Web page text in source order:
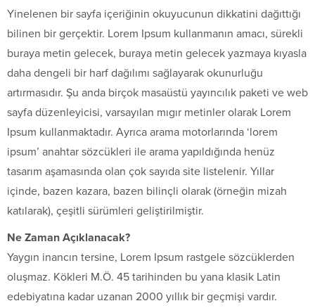
Yinelenen bir sayfa içeriğinin okuyucunun dikkatini dağıttığı
bilinen bir gerçektir. Lorem Ipsum kullanmanın amacı, sürekli
buraya metin gelecek, buraya metin gelecek yazmaya kıyasla
daha dengeli bir harf dağılımı sağlayarak okunurluğu
artırmasıdır. Şu anda birçok masaüstü yayıncılık paketi ve web
sayfa düzenleyicisi, varsayılan mıgır metinler olarak Lorem
Ipsum kullanmaktadır. Ayrıca arama motorlarında ‘lorem
ipsum’ anahtar sözcükleri ile arama yapıldığında henüz
tasarım aşamasında olan çok sayıda site listelenir. Yıllar
içinde, bazen kazara, bazen bilinçli olarak (örneğin mizah
katılarak), çeşitli sürümleri geliştirilmiştir.
Ne Zaman Açıklanacak?
Yaygın inancın tersine, Lorem Ipsum rastgele sözcüklerden
oluşmaz. Kökleri M.Ö. 45 tarihinden bu yana klasik Latin
edebiyatına kadar uzanan 2000 yıllık bir geçmişi vardır.